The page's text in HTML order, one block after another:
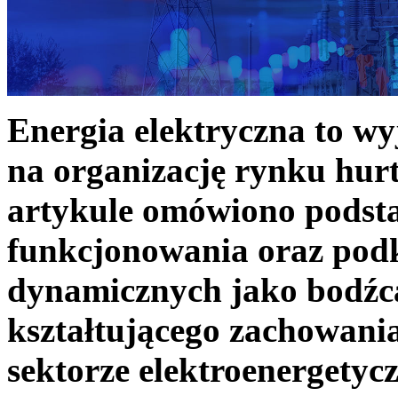
Energia elektryczna to
na organizację rynku
artykule omówiono
funkcjonowania oraz
dynamicznych jako
kształtującego
sektorze